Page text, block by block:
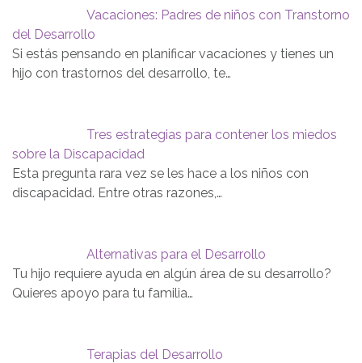
Vacaciones: Padres de niños con Transtorno
del Desarrollo
Si estás pensando en planificar vacaciones y tienes un
hijo con trastornos del desarrollo, te…
Tres estrategias para contener los miedos
sobre la Discapacidad
Esta pregunta rara vez se les hace a los niños con
discapacidad. Entre otras razones,…
Alternativas para el Desarrollo
Tu hijo requiere ayuda en algún área de su desarrollo?
Quieres apoyo para tu familia…
Terapias del Desarrollo